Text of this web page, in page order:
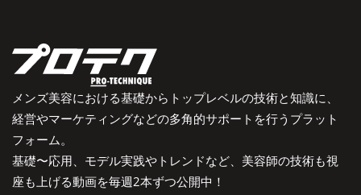
メンズ美容における基礎からトップレベルの技術と知識に、
経営やマーケティングなどの多角的サポートを行うプラット
フォーム。
基礎〜応用、モデル実践やトレンドなど、美容師の技術も視
座も上げる動画を毎週2本ずつ公開中！